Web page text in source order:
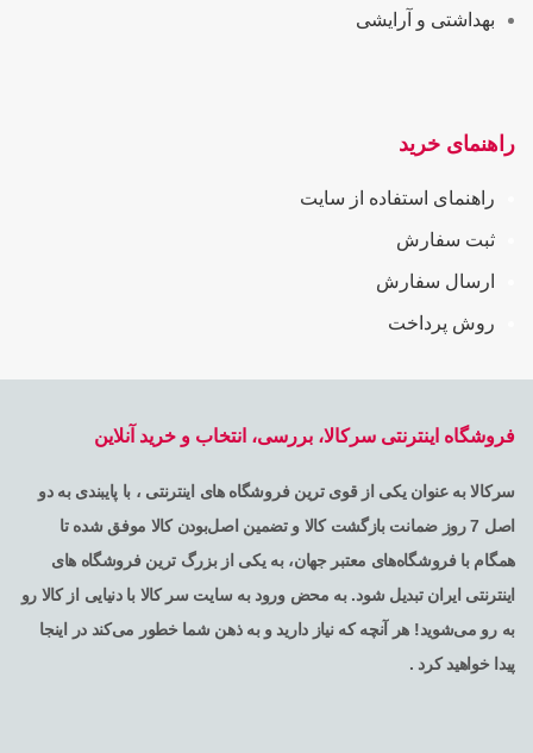
بهداشتی و آرایشی
راهنمای خرید
راهنمای استفاده از سایت
ثبت سفارش
ارسال سفارش
روش پرداخت
فروشگاه اینترنتی سرکالا، بررسی، انتخاب و خرید آنلاین
سرکالا به عنوان یکی از قوی ترین فروشگاه های اینترنتی ، با پایبندی به دو
اصل 7 روز ضمانت بازگشت کالا و تضمین اصل‌بودن کالا موفق شده تا
همگام با فروشگاه‌های معتبر جهان، به یکی از بزرگ ترین فروشگاه های
اینترنتی ایران تبدیل شود. به محض ورود به سایت سر کالا با دنیایی از کالا رو
به رو می‌شوید! هر آنچه که نیاز دارید و به ذهن شما خطور می‌کند در اینجا
پیدا خواهید کرد .